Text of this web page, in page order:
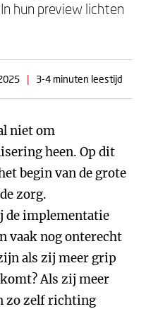
hun preview lichten
| 3-4 minuten leestijd
niet om
heen. Op dit
begin van de grote
zorg.
de implementatie
vaak nog onterecht
als zij meer grip
Als zij meer
zo zelf richting